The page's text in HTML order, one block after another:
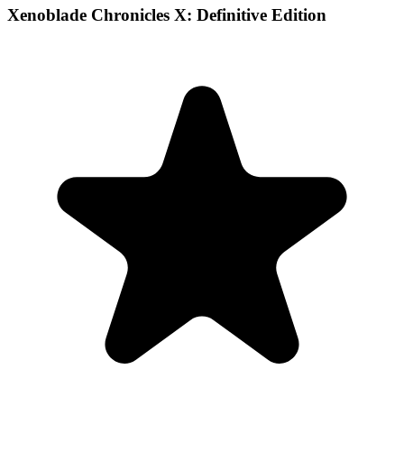
Xenoblade Chronicles X: Definitive Edition